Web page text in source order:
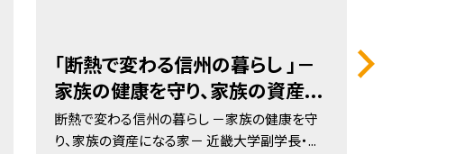
「断熱で変わる信州の暮らし 」－
家族の健康を守り、家族の資産...
断熱で変わる信州の暮らし －家族の健康を守
り、家族の資産になる家－ 近畿大学副学長・...